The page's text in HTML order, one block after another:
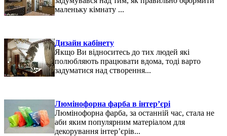
маленьку кімнату ...
Дизайн кабінету
Якщо Ви відноситесь до тих людей які
полюбляють працювати вдома, тоді варто
задуматися над створення...
Люмінофорна фарба в інтер’єрі
Люмінофорна фарба, за останній час, стала не
аби яким популярним матеріалом для
декорування інтер’єрів...